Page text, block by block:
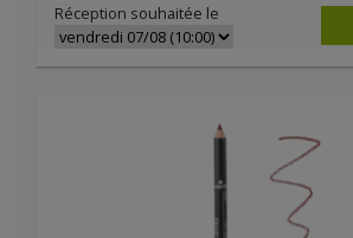
Réception souhaitée le